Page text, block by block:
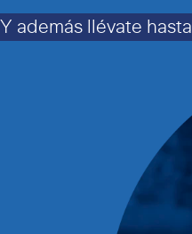
Y además llévate hasta